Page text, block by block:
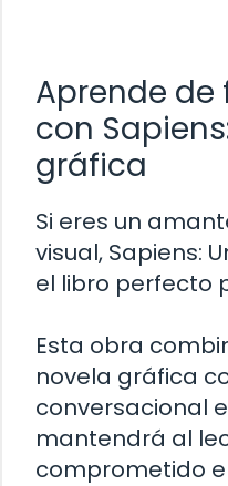
Aprende
con
gráfica
Si eres un
visual, Sapiens:
el libro perfecto
Esta obra
novela gráfica
conversacional
mantendrá al
comprometido